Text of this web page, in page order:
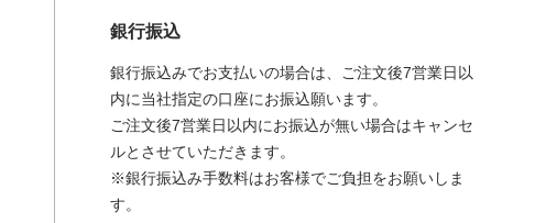
銀行振込
銀行振込みでお支払いの場合は、ご注文後7営業日以
内に当社指定の口座にお振込願います。
ご注文後7営業日以内にお振込が無い場合はキャンセ
ルとさせていただきます。
※銀行振込み手数料はお客様でご負担をお願いしま
す。